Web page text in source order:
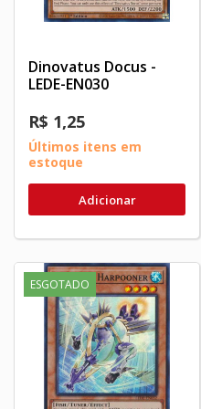
Dinovatus Docus -
LEDE-EN030
R$ 1,25
Últimos itens em
estoque
Adicionar
ESGOTADO